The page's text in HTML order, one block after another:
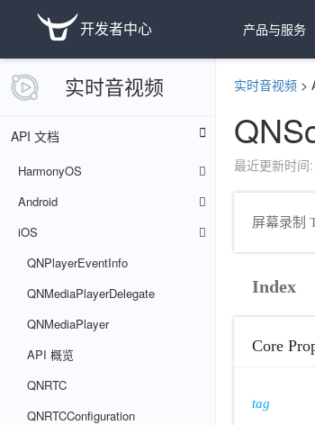
开发者中心 产品与服务
实时音视频
API 文档
HarmonyOS
Android
iOS
QNPlayerEventInfo
QNMediaPlayerDelegate
QNMediaPlayer
API 概览
QNRTC
QNRTCConfiguration
实时音视频 >
最近更新时
屏幕录制
Index
Core
tag